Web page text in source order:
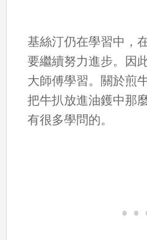
基絲汀仍在學習中，
要繼續努力進步。因
大師傅學習。關於煎
把牛扒放進油鑊中那
有很多學問的。